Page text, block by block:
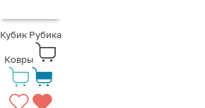
Кубик Рубика
Ковры